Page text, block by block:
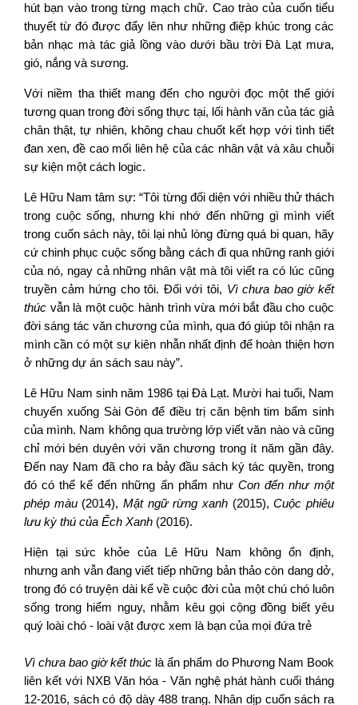
hút bạn vào trong từng mạch chữ. Cao trào của cuốn tiểu
thuyết từ đó được đẩy lên như những điệp khúc trong các
bản nhạc mà tác giả lồng vào dưới bầu trời Đà Lạt mưa,
gió, nắng và sương.
Với niềm tha thiết mang đến cho người đọc một thế giới
tương quan trong đời sống thực tại, lối hành văn của tác giả
chân thật, tự nhiên, không chau chuốt kết hợp với tình tiết
đan xen, đề cao mối liên hệ của các nhân vật và xâu chuỗi
sự kiện một cách logic.
Lê Hữu Nam tâm sự: “Tôi từng đối diện với nhiều thử thách
trong cuộc sống, nhưng khi nhớ đến những gì mình viết
trong cuốn sách này, tôi lại nhủ lòng đừng quá bi quan, hãy
cứ chinh phục cuộc sống bằng cách đi qua những ranh giới
của nó, ngay cả những nhân vật mà tôi viết ra có lúc cũng
truyền cảm hứng cho tôi. Đối với tôi, Vì chưa bao giờ kết
thúc vẫn là một cuộc hành trình vừa mới bắt đầu cho cuộc
đời sáng tác văn chương của mình, qua đó giúp tôi nhận ra
mình cần có một sự kiên nhẫn nhất định để hoàn thiện hơn
ở những dự án sách sau này”.
Lê Hữu Nam sinh năm 1986 tại Đà Lạt. Mười hai tuổi, Nam
chuyển xuống Sài Gòn để điều trị căn bệnh tim bẩm sinh
của mình. Nam không qua trường lớp viết văn nào và cũng
chỉ mới bén duyên với văn chương trong ít năm gần đây.
Đến nay Nam đã cho ra bảy đầu sách ký tác quyền, trong
đó có thể kể đến những ấn phẩm như Con đến như một
phép màu(2014),Mật ngữ rừng xanh (2015),Cuộc phiêu
lưu kỳ thú của Ếch Xanh (2016).
Hiện tại sức khỏe của Lê Hữu Nam không ổn định,
nhưng anh vẫn đang viết tiếp những bản thảo còn dang dở,
trong đó có truyện dài kể về cuộc đời của một chú chó luôn
sống trong hiểm nguy, nhằm kêu gọi cộng đồng biết yêu
quý loài chó - loài vật được xem là bạn của mọi đứa trẻ
Vì chưa bao giờ kết thúc là ấn phẩm do Phương Nam Book
liên kết với NXB Văn hóa - Văn nghệ phát hành cuối tháng
12-2016, sách có độ dày 488 trang. Nhân dịp cuốn sách ra